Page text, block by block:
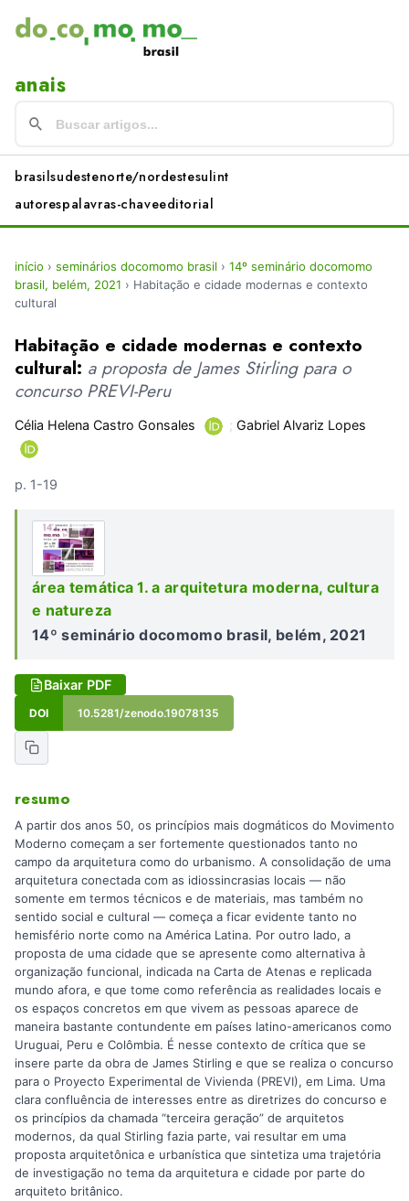
anais
brasilsudestenorte/nordestesulint
autorespalavras-chaveeditorial
início › seminários docomomo brasil › 14º seminário docomomo
brasil, belém, 2021 › Habitação e cidade modernas e contexto
cultural
Habitação e cidade modernas e contexto
cultural: a proposta de James Stirling para o
concurso PREVI-Peru
Célia Helena Castro Gonsales ; Gabriel Alvariz Lopes
p. 1-19
área temática 1. a arquitetura moderna, cultura
e natureza
14º seminário docomomo brasil, belém, 2021
Baixar PDF
DOI 10.5281/zenodo.19078135
resumo
A partir dos anos 50, os princípios mais dogmáticos do Movimento
Moderno começam a ser fortemente questionados tanto no
campo da arquitetura como do urbanismo. A consolidação de uma
arquitetura conectada com as idiossincrasias locais — não
somente em termos técnicos e de materiais, mas também no
sentido social e cultural — começa a ficar evidente tanto no
hemisfério norte como na América Latina. Por outro lado, a
proposta de uma cidade que se apresente como alternativa à
organização funcional, indicada na Carta de Atenas e replicada
mundo afora, e que tome como referência as realidades locais e
os espaços concretos em que vivem as pessoas aparece de
maneira bastante contundente em países latino-americanos como
Uruguai, Peru e Colômbia. É nesse contexto de crítica que se
insere parte da obra de James Stirling e que se realiza o concurso
para o Proyecto Experimental de Vivienda (PREVI), em Lima. Uma
clara confluência de interesses entre as diretrizes do concurso e
os princípios da chamada “terceira geração” de arquitetos
modernos, da qual Stirling fazia parte, vai resultar em uma
proposta arquitetônica e urbanística que sintetiza uma trajetória
de investigação no tema da arquitetura e cidade por parte do
arquiteto britânico.